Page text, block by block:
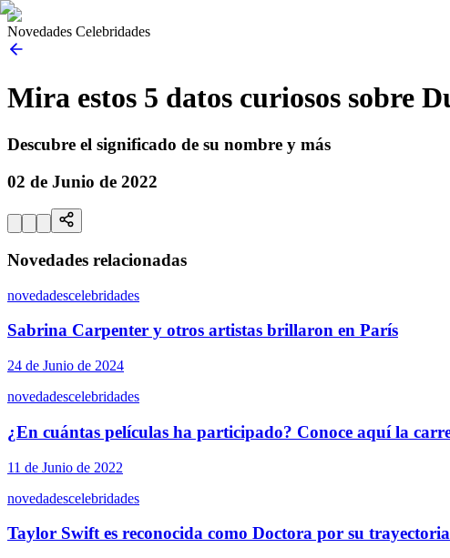
Novedades Celebridades
Mira estos 5 datos curiosos sobre
Descubre el significado de su nombre y más
02 de Junio de 2022
Novedades relacionadas
novedadescelebridades
Sabrina Carpenter y otros artistas brillaron en París
24 de Junio de 2024
novedadescelebridades
¿En cuántas películas ha participado? Conoce aquí la
11 de Junio de 2022
novedadescelebridades
Taylor Swift es reconocida como Doctora por su trayectoria